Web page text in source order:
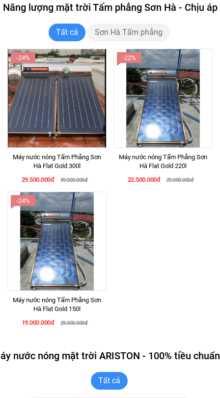
Năng lượng mặt trời Tấm phẳng Sơn Hà - Chịu áp
Tất cả Sơn Hà Tấm phẳng
-24%
Máy nước nóng Tấm Phằng Sơn
Hà Flat Gold 300l
29.500.000đ
39.000.000đ
-22%
Máy nước nóng Tấm Phằng Sơn
Hà Flat Gold 220l
22.500.000đ
29.000.000đ
-24%
Máy nước nóng Tấm Phằng Sơn
Hà Flat Gold 150l
19.000.000đ
25.000.000đ
nước nóng mặt trời ARISTON - 100% tiều
Tất cả